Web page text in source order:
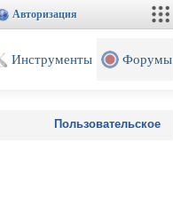
Авторизация
Инструменты Форумы
Пользовательское